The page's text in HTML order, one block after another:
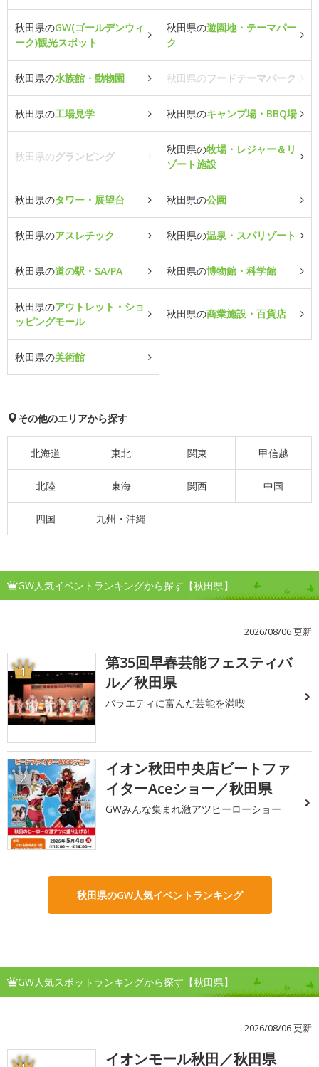
秋田県のGW(ゴールデンウィ
ーク)観光スポット
秋田県の遊園地・テーマパー
ク
秋田県の水族館・動物園 秋田県のフードテーマパーク
秋田県の工場見学 秋田県のキャンプ場・BBQ場
秋田県のグランピング
秋田県の牧場・レジャー＆リ
ゾート施設
秋田県のタワー・展望台 秋田県の公園
秋田県のアスレチック 秋田県の温泉・スパリゾート
秋田県の道の駅・SA/PA 秋田県の博物館・科学館
秋田県のアウトレット・ショ
ッピングモール
秋田県の商業施設・百貨店
秋田県の美術館
その他のエリアから探す
北海道 東北 関東 甲信越
北陸 東海 関西 中国
四国 九州・沖縄
GW人気イベントランキングから探す【秋田県】
2026/08/06 更新
1
第35回早春芸能フェスティバ
ル／秋田県
バラエティに富んだ芸能を満喫
2
イオン秋田中央店ビートファ
イターAceショー／秋田県
GWみんな集まれ激アツヒーローショー
秋田県のGW人気イベントランキング
GW人気スポットランキングから探す【秋田県】
2026/08/06 更新
イオンモール秋田／秋田県